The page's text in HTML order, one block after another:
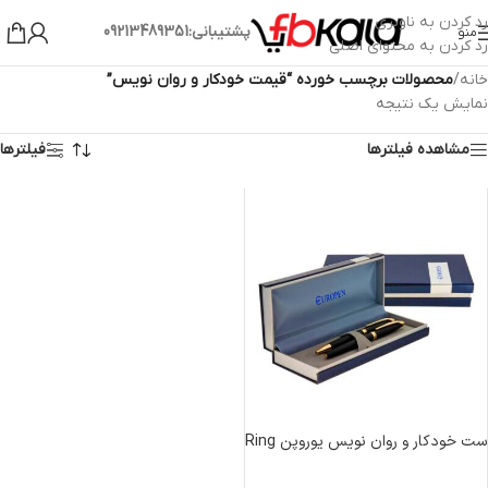
رد کردن به ناوبری
رد کردن به محتوای اصلی
منو پشتیبانی:09213489351
خانه/محصولات برچسب خورده “قیمت خودکار و روان نویس”
نمایش یک نتیجه
مشاهده فیلترها فیلترها
ست خودکار و روان نویس یوروپن Ring